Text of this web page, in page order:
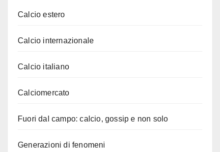
Calcio estero
Calcio internazionale
Calcio italiano
Calciomercato
Fuori dal campo: calcio, gossip e non solo
Generazioni di fenomeni